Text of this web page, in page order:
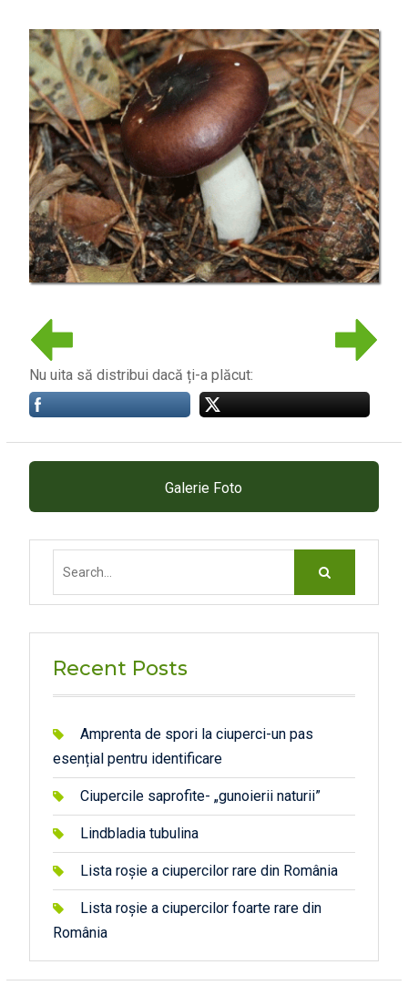
Nu uita să distribui dacă ți-a plăcut:
Galerie Foto
Recent Posts
Amprenta de spori la ciuperci-un pas
esențial pentru identificare
Ciupercile saprofite- „gunoierii naturii”
Lindbladia tubulina
Lista roșie a ciupercilor rare din România
Lista roșie a ciupercilor foarte rare din
România